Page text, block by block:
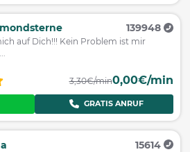
139948
auf Dich!!! Kein Problem ist mir
3,30€/min0,00€/min
GRATIS ANRUF
15614